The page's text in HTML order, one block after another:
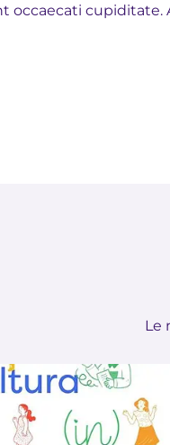
occaecati cupiditate.
Le